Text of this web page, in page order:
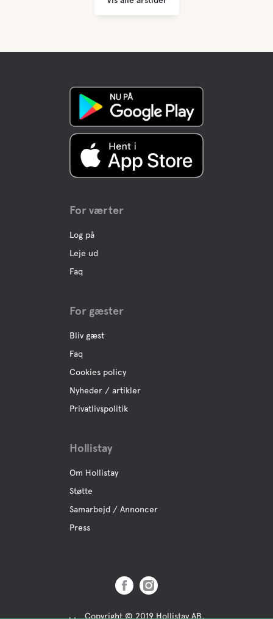
Kæledyrsvenlig
Mini Golf
Konferencelokaler
For værter
Log på
Leje ud
Faq
For gæster
Bliv gæst
Faq
Cookies policy
Nyheder / artikler
Privatlivspolitik
Hollistay
Om Hollistay
Støtte
Samarbejd / Annoncer
Press
Copyright © 2019 Hollistay AB,